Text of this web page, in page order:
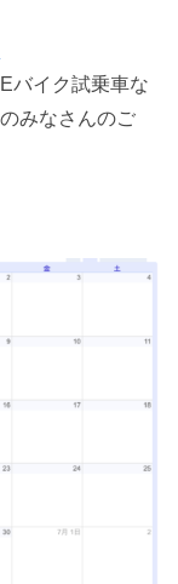
バイク試乗車な
みなさんのご